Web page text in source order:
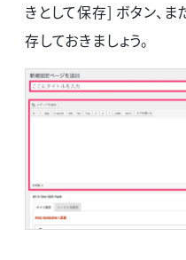
きとして保存] ボタン、
存しておきましょう。